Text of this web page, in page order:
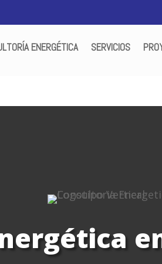
ENERGÉTICA SERVICIOS